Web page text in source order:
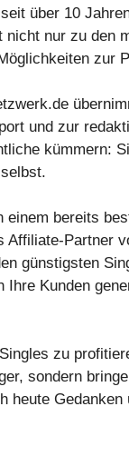
über 10
nur zu den
zur
und zur
kümmern:
bereits
Partner
günstigsten
Kunden
zu
sondern
heute Gedanken